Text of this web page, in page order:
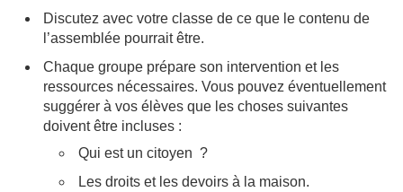
Discutez avec votre classe de ce que le contenu de
l’assemblée pourrait être.
Chaque groupe prépare son intervention et les
ressources nécessaires. Vous pouvez éventuellement
suggérer à vos élèves que les choses suivantes
doivent être incluses :
Qui est un citoyen ?
Les droits et les devoirs à la maison.